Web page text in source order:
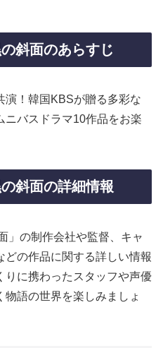
斜面のあらすじ
演！韓国KBSが贈る多彩な
ニバスドラマ10作品をお楽
斜面の詳細情報
」の制作会社や監督、キャ
どの作品に関する詳しい情報
りに携わったスタッフや声優
語の世界を楽しみましょ